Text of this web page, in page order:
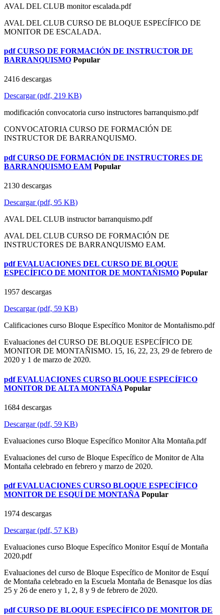
AVAL DEL CLUB monitor escalada.pdf
AVAL DEL CLUB CURSO DE BLOQUE ESPECÍFICO DE
MONITOR DE ESCALADA.
pdf CURSO DE FORMACIÓN DE INSTRUCTOR DE
BARRANQUISMO Popular
2416 descargas
Descargar(pdf, 219 KB)
modificación convocatoria curso instructores barranquismo.pdf
CONVOCATORIA CURSO DE FORMACIÓN DE
INSTRUCTOR DE BARRANQUISMO.
pdf CURSO DE FORMACIÓN DE INSTRUCTORES DE
BARRANQUISMO EAM Popular
2130 descargas
Descargar(pdf, 95 KB)
AVAL DEL CLUB instructor barranquismo.pdf
AVAL DEL CLUB CURSO DE FORMACIÓN DE
INSTRUCTORES DE BARRANQUISMO EAM.
pdf EVALUACIONES DEL CURSO DE BLOQUE
ESPECÍFICO DE MONITOR DE MONTAÑISMO Popular
1957 descargas
Descargar(pdf, 59 KB)
Calificaciones curso Bloque Específico Monitor de Montañismo.pdf
Evaluaciones del CURSO DE BLOQUE ESPECÍFICO DE
MONITOR DE MONTAÑISMO. 15, 16, 22, 23, 29 de febrero de
2020 y 1 de marzo de 2020.
pdf EVALUACIONES CURSO BLOQUE ESPECÍFICO
MONITOR DE ALTA MONTAÑA Popular
1684 descargas
Descargar(pdf, 59 KB)
Evaluaciones curso Bloque Específico Monitor Alta Montaña.pdf
Evaluaciones del curso de Bloque Específico de Monitor de Alta
Montaña celebrado en febrero y marzo de 2020.
pdf EVALUACIONES CURSO BLOQUE ESPECÍFICO
MONITOR DE ESQUÍ DE MONTAÑA Popular
1974 descargas
Descargar(pdf, 57 KB)
Evaluaciones curso Bloque Específico Monitor Esquí de Montaña
2020.pdf
Evaluaciones del curso de Bloque Específico de Monitor de Esquí
de Montaña celebrado en la Escuela Montaña de Benasque los días
25 y 26 de enero y 1, 2, 8 y 9 de febrero de 2020.
pdf CURSO DE BLOQUE ESPECÍFICO DE MONITOR DE